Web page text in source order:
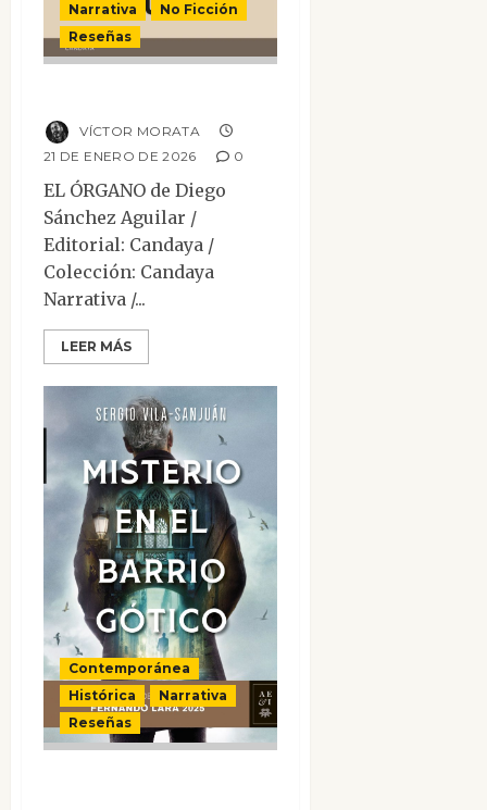
Narrativa
No Ficción
Reseñas
VÍCTOR MORATA
21 DE ENERO DE 2026
0
EL ÓRGANO de Diego
Sánchez Aguilar /
Editorial: Candaya /
Colección: Candaya
Narrativa /...
LEER MÁS
Contemporánea
Histórica
Narrativa
Reseñas